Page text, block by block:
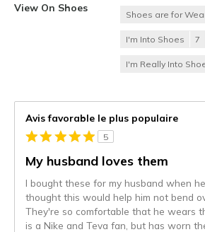
View On Shoes
Shoes are for
I'm Into Shoes 7
I'm Really Into
Avis favorable le plus populaire
5
My husband loves them
I bought these for my husband when
thought this would help him not bend
They're so comfortable that he wears
is a Nike and Teva fan, but has worn